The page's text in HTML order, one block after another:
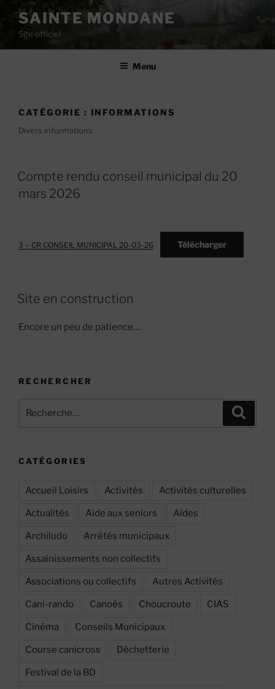
Aller
contenu
principal
SAINTE MONDANE
Site officiel
Menu
CATÉGORIE : INFORMATIONS
Divers informations
Compte rendu conseil municipal du 20
mars 2026
3 – CR CONSEIL MUNICIPAL 20-03-26 Télécharger
Site en construction
Encore un peu de patience…
RECHERCHER
CATÉGORIES
Accueil Loisirs Activités Activités culturelles
Actualités Aide aux seniors Aides
Archiludo Arrêtés municipaux
Assainissements non collectifs
Associations ou collectifs Autres Activités
Cani-rando Canoës Choucroute CIAS
Cinéma Conseils Municipaux
Course canicross Déchetterie
Festival de la BD